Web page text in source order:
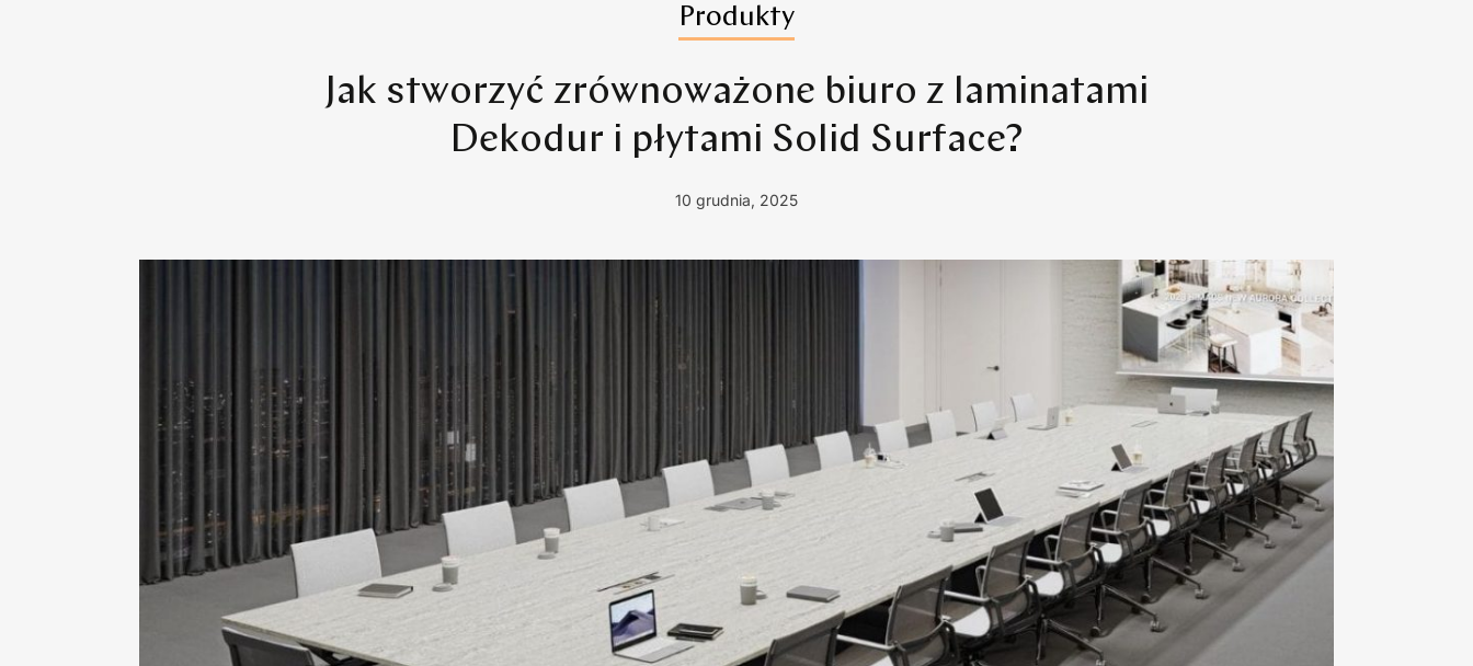
Produkty
Jak stworzyć zrównoważone biuro z laminatami
Dekodur i płytami Solid Surface?
10 grudnia, 2025